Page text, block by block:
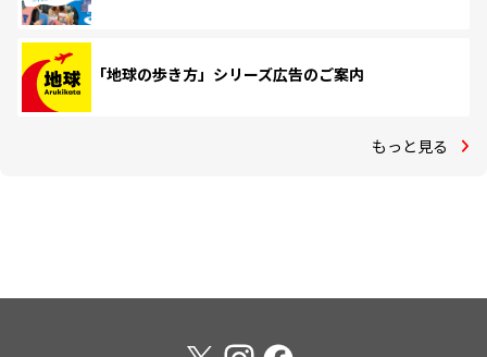
「地球の歩き方」シリーズ広告のご案内
もっと見る